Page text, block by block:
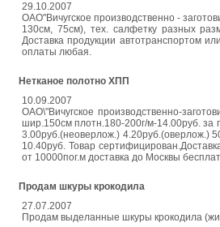
29.10.2007
ОАО"Вичугское производственно -
130см, 75см), тех. салфетку разных
Доставка продукции автотранспортом
оплаты любая.
Нетканое полотно ХПП
10.09.2007
ОАО\"Вичугское производственно-
шир.150см плотн.180-200г/м-14.00руб.
3.00руб.(неоверлож.) 4.20руб.(оверлож.)
10.40руб. Товар
от 10000пог.м доставка до Москвы
Продам шкуры крокодила
27.07.2007
Продам выделанные шкуры крокодила